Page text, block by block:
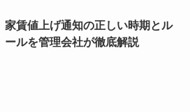
家賃値上げ通知の正しい時期とル
ールを管理会社が徹底解説